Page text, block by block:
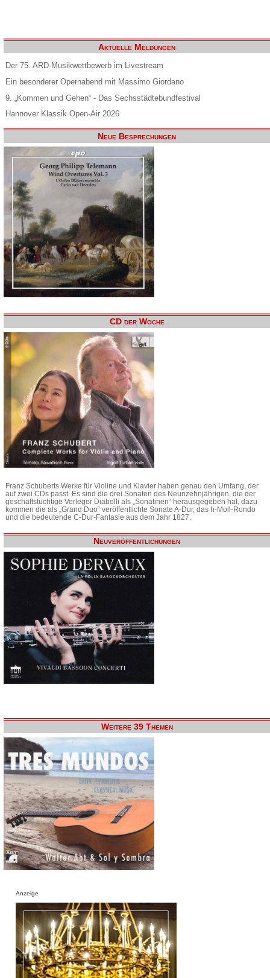
Aktuelle Meldungen
Der 75. ARD-Musikwettbewerb im Livestream
Ein besonderer Opernabend mit Massimo Giordano
9. „Kommen und Gehen“ - Das Sechsstädtebundfestival
Hannover Klassik Open-Air 2026
Neue Besprechungen
CD der Woche
Franz Schuberts Werke für Violine und Klavier haben genau den Umfang, der
auf zwei CDs passt. Es sind die drei Sonaten des Neunzehnjährigen, die der
geschäftstüchtige Verleger Diabelli als „Sonatinen“ herausgegeben hat, dazu
kommen die als „Grand Duo“ veröffentlichte Sonate A-Dur, das h-Moll-Rondo
und die bedeutende C-Dur-Fantasie aus dem Jahr 1827.
Neuveröffentlichungen
Weitere 39 Themen
Anzeige